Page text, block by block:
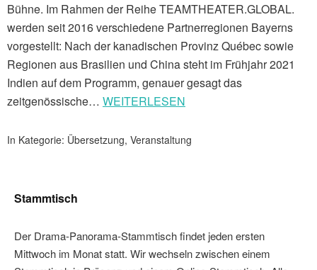
Bühne. Im Rahmen der Reihe TEAMTHEATER.GLOBAL.
werden seit 2016 verschiedene Partnerregionen Bayerns
vorgestellt: Nach der kanadischen Provinz Québec sowie
Regionen aus Brasilien und China steht im Frühjahr 2021
Indien auf dem Programm, genauer gesagt das
zeitgenössische… WEITERLESEN
In Kategorie: Übersetzung, Veranstaltung
Stammtisch
Der Drama-Panorama-Stammtisch findet jeden ersten
Mittwoch im Monat statt. Wir wechseln zwischen einem